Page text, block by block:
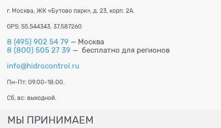
г. Москва, ЖК «Бутово парк», д. 23, корп. 2А.
GPS: 55.544343, 37.587260
8 (495) 902 54 79 — Москва
8 (800) 505 27 39 — бесплатно для регионов
info@hidrocontrol.ru
Пн-Пт: 09.00-18.00.
Сб, вс: выходной.
МЫ ПРИНИМАЕМ